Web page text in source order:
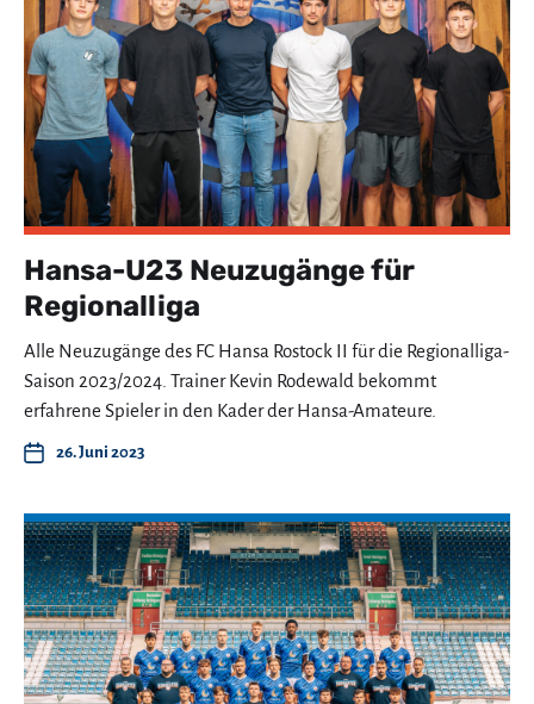
Hansa-U23 Neuzugänge für
Regionalliga
Alle Neuzugänge des FC Hansa Rostock II für die Regionalliga-
Saison 2023/2024. Trainer Kevin Rodewald bekommt
erfahrene Spieler in den Kader der Hansa-Amateure.
26. Juni 2023